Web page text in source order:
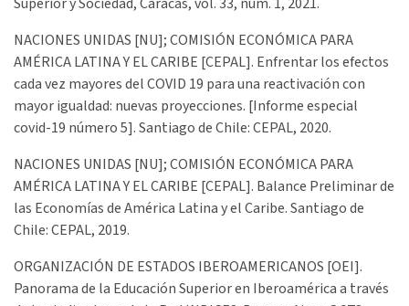
NACIONES UNIDAS [NU]; COMISIÓN ECONÓMICA PARA
AMÉRICA LATINA Y EL CARIBE [CEPAL]. Enfrentar los efectos
cada vez mayores del COVID 19 para una reactivación con
mayor igualdad: nuevas proyecciones. [Informe especial
covid-19 número 5]. Santiago de Chile: CEPAL, 2020.
NACIONES UNIDAS [NU]; COMISIÓN ECONÓMICA PARA
AMÉRICA LATINA Y EL CARIBE [CEPAL]. Balance Preliminar de
las Economías de América Latina y el Caribe. Santiago de
Chile: CEPAL, 2019.
ORGANIZACIÓN DE ESTADOS IBEROAMERICANOS [OEI].
Panorama de la Educación Superior en Iberoamérica a través